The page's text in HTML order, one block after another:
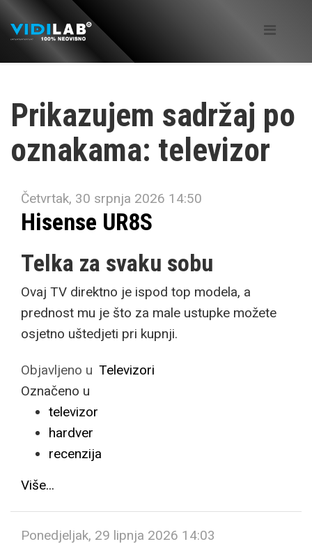
Prikazujem sadržaj po
oznakama: televizor
Četvrtak, 30 srpnja 2026 14:50
Hisense UR8S
Telka za svaku sobu
Ovaj TV direktno je ispod top modela, a
prednost mu je što za male ustupke možete
osjetno uštedjeti pri kupnji.
Objavljeno u Televizori
Označeno u
televizor
hardver
recenzija
Više...
Ponedjeljak, 29 lipnja 2026 14:03